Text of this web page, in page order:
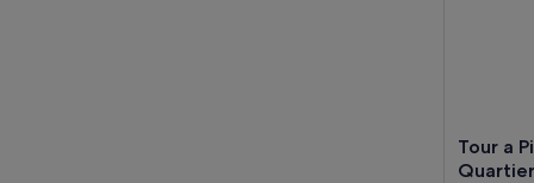
Tour a